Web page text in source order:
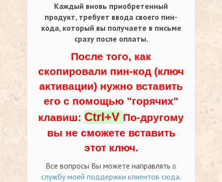
Каждый вновь приобретенный
продукт, требует ввода своего пин-
кода, который вы получаете в письме
сразу после оплаты.
После того, как
скопировали пин-код (ключ
активации) нужно вставить
его с помощью "горячих"
клавиш: Ctrl+V По-другому
вы не сможете вставить
этот ключ.
Все вопросы Вы можете направлять в
службу моей поддержки клиентов сюда.